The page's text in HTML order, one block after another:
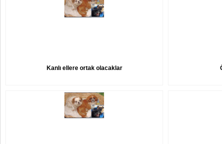
Kanlı ellere ortak olacaklar